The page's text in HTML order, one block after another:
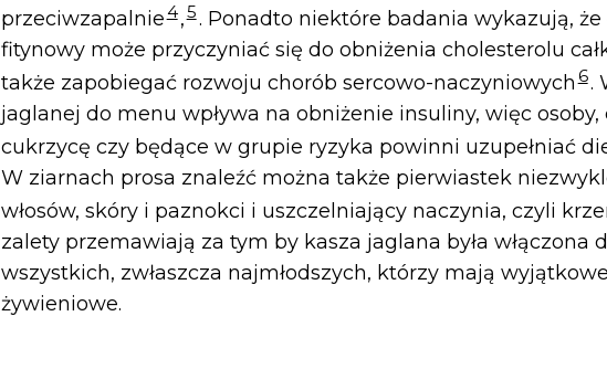
przeciwzapalnie4,5. Ponadto niektóre badania wykazują,
fitynowy może przyczyniać się do obniżenia cholesterolu
także zapobiegać rozwoju chorób sercowo-naczyniowych 6.
jaglanej do menu wpływa na obniżenie insuliny, więc osoby,
cukrzycę czy będące w grupie ryzyka powinni uzupełniać
W ziarnach prosa znaleźć można także pierwiastek
włosów, skóry i paznokci i uszczelniający naczynia, czyli
zalety przemawiają za tym by kasza jaglana była włączona
wszystkich, zwłaszcza najmłodszych, którzy mają
żywieniowe.